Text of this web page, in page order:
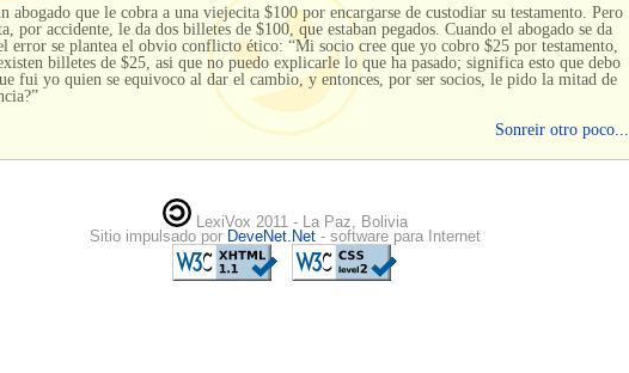
abogado que le cobra a una viejecita $100 por encargarse de custodiar su testamento. Pero
por accidente, le da dos billetes de $100, que estaban pegados. Cuando el abogado se da
error se plantea el obvio conflicto ético: “Mi socio cree que yo cobro $25 por testamento,
billetes de $25, asi que no puedo explicarle lo que ha pasado; significa esto que debo
fui yo quien se equivoco al dar el cambio, y entonces, por ser socios, le pido la mitad de
Sonreir otro poco...
LexiVox 2011 - La Paz, Bolivia
Sitio impulsado por DeveNet.Net - software para Internet